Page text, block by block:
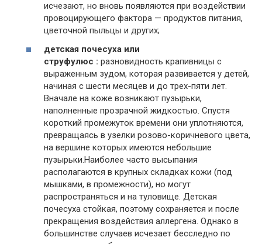
исчезают, но вновь появляются при воздействии
провоцирующего фактора — продуктов питания,
цветочной пыльцы и других;
детская почесуха или
струфулюс : разновидность крапивницы с
выраженным зудом, которая развивается у детей,
начиная c шести месяцев и до трех-пяти лет.
Вначале на коже возникают пузырьки,
наполненные прозрачной жидкостью. Спустя
короткий промежуток времени они уплотняются,
превращаясь в узелки розово-коричневого цвета,
на вершине которых имеются небольшие
пузырьки.Наиболее часто высыпания
располагаются в крупных складках кожи (под
мышками, в промежности), но могут
распространяться и на туловище. Детская
почесуха стойкая, поэтому сохраняется и после
прекращения воздействия аллергена. Однако в
большинстве случаев исчезает бесследно по